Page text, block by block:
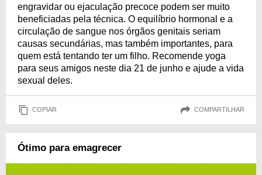
engravidar ou ejaculação precoce podem ser muito
beneficiadas pela técnica. O equilíbrio hormonal e a
circulação de sangue nos órgãos genitais seriam
causas secundárias, mas também importantes, para
quem está tentando ter um filho. Recomende yoga
para seus amigos neste dia 21 de junho e ajude a vida
sexual deles.
COPIAR COMPARTILHAR
Ótimo para emagrecer